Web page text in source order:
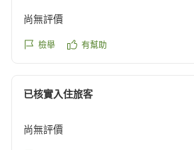
尚無評價
檢舉 有幫助
已核實入住旅客
尚無評價